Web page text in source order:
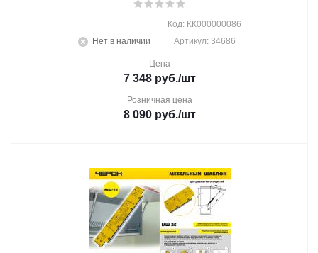
Нет в наличии
Код: КК000000086
Артикул: 34686
Цена
7 348 руб./шт
Розничная цена
8 090 руб./шт